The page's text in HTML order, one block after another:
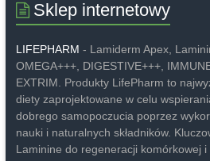
Sklep internetowy
LIFEPHARM - Lamiderm Apex,
OMEGA+++, DIGESTIVE+++,
EXTRIM. Produkty LifePharm to
diety zaprojektowane w celu
dobrego samopoczucia poprzez
nauki i naturalnych składników.
Laminine do regeneracji komórkowej i